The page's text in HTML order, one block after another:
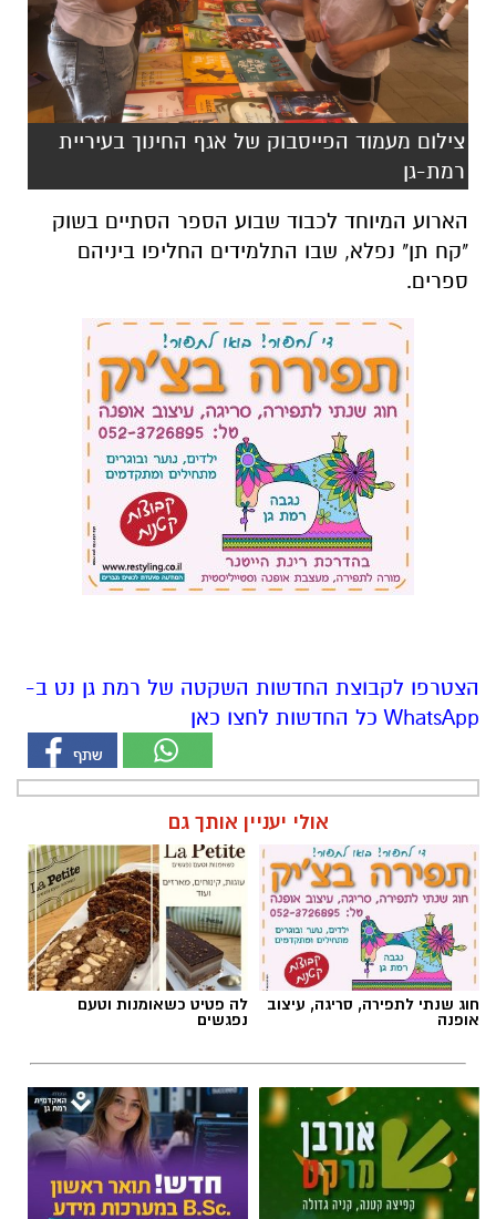
צילום מעמוד הפייסבוק של אגף החינוך בעיריית
רמת-גן
הארוע המיוחד לכבוד שבוע הספר הסתיים בשוק
"קח תן" נפלא, שבו התלמידים החליפו ביניהם
ספרים.
הצטרפו לקבוצת החדשות השקטה של רמת גן נט ב-
WhatsApp כל החדשות לחצו כאן
אולי יעניין אותך גם
חוג שנתי לתפירה, סריגה, עיצוב
אופנה
לה פטיט כשאומנות וטעם
נפגשים